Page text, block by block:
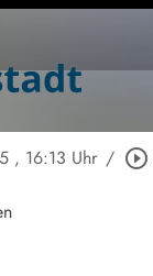
, 16:13 Uhr / play_circle_outline